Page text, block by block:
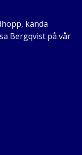
kända
Bergqvist på vår